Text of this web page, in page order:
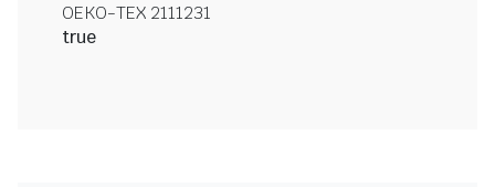
OEKO-TEX 2111231
true